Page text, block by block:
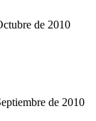
de 2010
de 2010